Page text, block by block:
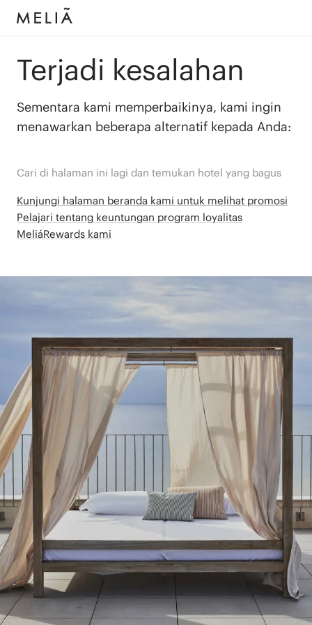
Terjadi kesalahan
Sementara kami memperbaikinya, kami ingin
menawarkan beberapa alternatif kepada Anda:
Cari di halaman ini lagi dan temukan hotel yang bagus
Kunjungi halaman beranda kami untuk melihat promosi
Pelajari tentang keuntungan program loyalitas
MeliáRewards kami